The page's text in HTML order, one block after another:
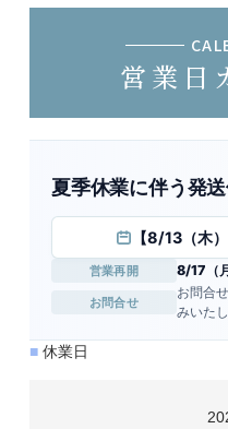
営業日
夏季休業に伴う発
【8/13（木）
営業再開 8/17（月
お問合せ
お問合
みいた
■休業日